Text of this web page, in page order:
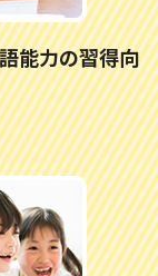
能力の習得向